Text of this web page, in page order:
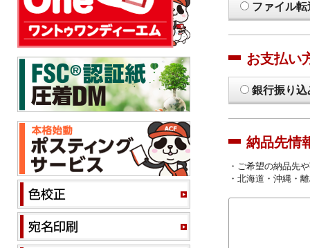
ファイル
お支払い
銀行振り込
納品先情
・ご希望の納品先
・北海道・沖縄・